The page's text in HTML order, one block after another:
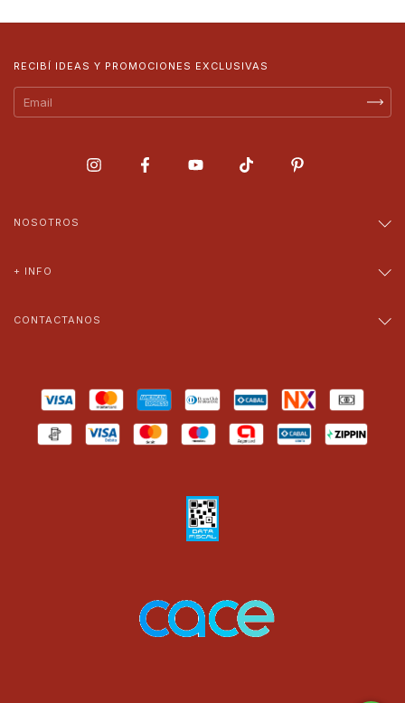
RECIBÍ IDEAS Y PROMOCIONES EXCLUSIVAS
NOSOTROS
+ INFO
CONTACTANOS